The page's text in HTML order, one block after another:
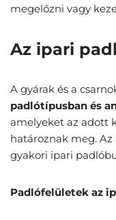
megelőzni vagy
Az ipari
A gyárak és a
padlótípusban és
amelyeket az adott
határoznak meg.
gyakori ipari
Padlófelületek az